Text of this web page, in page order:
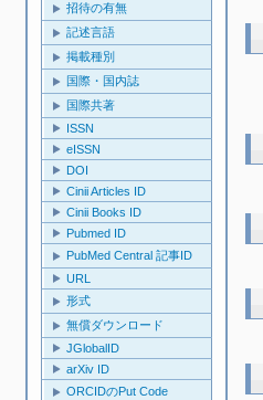
招待の有無
記述言語
掲載種別
国際・国内誌
国際共著
ISSN
eISSN
DOI
Cinii Articles ID
Cinii Books ID
Pubmed ID
PubMed Central 記事ID
URL
形式
無償ダウンロード
JGlobalID
arXiv ID
ORCIDのPut Code